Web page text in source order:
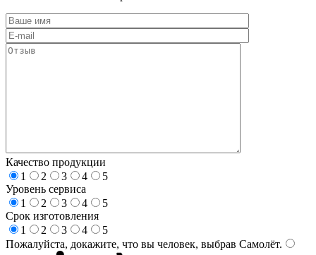
Качество продукции
1
2 3 4
5
Уровень сервиса
1
2 3 4
5
Срок изготовления
1
2 3 4
5
Пожалуйста, докажите, что вы человек, выбрав Самолёт.